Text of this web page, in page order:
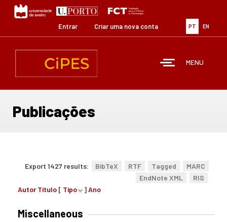
Passar
para
conteúdo
PT EN
Entrar Criar uma nova conta
MENU
Publicações
Export 1427 results: BibTeX RTF Tagged
MARC
EndNote XML
RIS
Autor Título [ Tipo ]Ano
Miscellaneous